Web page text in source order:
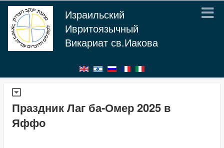
Израильский
Ивритоязычный
Викариат св.Иакова
Праздник Лаг ба-Омер 2025 в
Яффо